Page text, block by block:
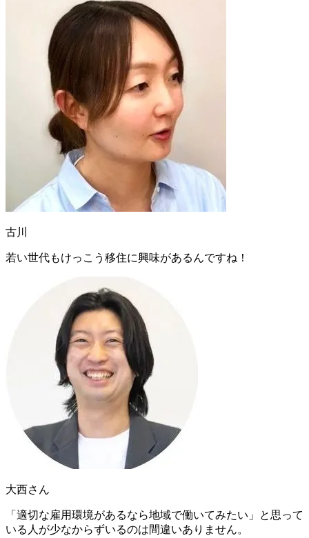
古川
若い世代もけっこう移住に興味があるんですね！
大西さん
「適切な雇用環境があるなら地域で働いてみたい」と思って
いる人が少なからずいるのは間違いありません。